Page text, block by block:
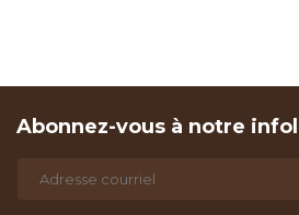
Abonnez-vous à notre